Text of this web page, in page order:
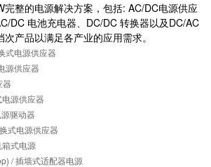
整的电源解决方案，包括: AC/DC电源供应
DC 电池充电器、DC/DC 转换器以及DC/AC
产品以满足各产业的应用需求。
式电源供应器
源供应器
器
源供应器
驱动器
式电源供应器
式电源
/ 插墙式适配器电源